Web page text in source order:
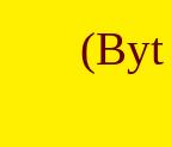
(Byt